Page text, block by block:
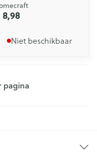
Niet beschikbaar
pagina